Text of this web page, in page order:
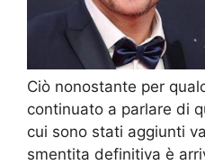
Ciò nonostante per
continuato a parlare di
cui sono stati aggiunti
smentita definitiva è